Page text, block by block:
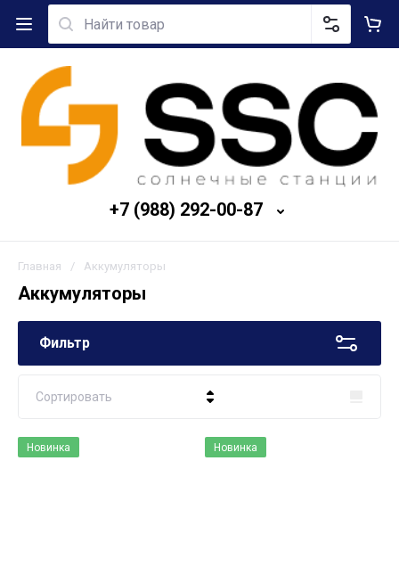
+7 (988) 292-00-87
Главная / Аккумуляторы
Аккумуляторы
Фильтр
Сортировать
Новинка Новинка